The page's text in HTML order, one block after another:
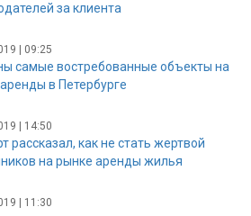
за клиента
| 09:25
самые востребованные объекты на
в Петербурге
| 14:50
рассказал, как не стать жертвой
на рынке аренды жилья
| 11:30